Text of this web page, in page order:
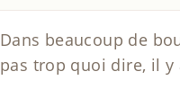
Dans beaucoup de
pas trop quoi dire, il